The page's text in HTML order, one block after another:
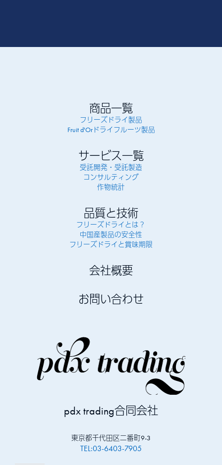
商品一覧
フリーズドライ製品
Fruit d'Orドライフルーツ製品
サービス一覧
受託開発・受託製造
コンサルティング
作物統計
品質と技術
フリーズドライとは？
中国産製品の安全性
フリーズドライと賞味期限
会社概要
お問い合わせ
pdx trading合同会社
東京都千代田区二番町9-3
TEL:03-6403-7905